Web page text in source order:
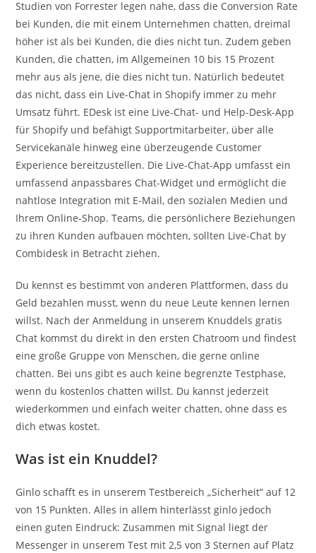
Studien von Forrester legen nahe, dass die Conversion Rate
bei Kunden, die mit einem Unternehmen chatten, dreimal
höher ist als bei Kunden, die dies nicht tun. Zudem geben
Kunden, die chatten, im Allgemeinen 10 bis 15 Prozent
mehr aus als jene, die dies nicht tun. Natürlich bedeutet
das nicht, dass ein Live-Chat in Shopify immer zu mehr
Umsatz führt. EDesk ist eine Live-Chat- und Help-Desk-App
für Shopify und befähigt Supportmitarbeiter, über alle
Servicekanäle hinweg eine überzeugende Customer
Experience bereitzustellen. Die Live-Chat-App umfasst ein
umfassend anpassbares Chat-Widget und ermöglicht die
nahtlose Integration mit E-Mail, den sozialen Medien und
Ihrem Online-Shop. Teams, die persönlichere Beziehungen
zu ihren Kunden aufbauen möchten, sollten Live-Chat by
Combidesk in Betracht ziehen.
Du kennst es bestimmt von anderen Plattformen, dass du
Geld bezahlen musst, wenn du neue Leute kennen lernen
willst. Nach der Anmeldung in unserem Knuddels gratis
Chat kommst du direkt in den ersten Chatroom und findest
eine große Gruppe von Menschen, die gerne online
chatten. Bei uns gibt es auch keine begrenzte Testphase,
wenn du kostenlos chatten willst. Du kannst jederzeit
wiederkommen und einfach weiter chatten, ohne dass es
dich etwas kostet.
Was ist ein Knuddel?
Ginlo schafft es in unserem Testbereich „Sicherheit“ auf 12
von 15 Punkten. Alles in allem hinterlässt ginlo jedoch
einen guten Eindruck: Zusammen mit Signal liegt der
Messenger in unserem Test mit 2,5 von 3 Sternen auf Platz